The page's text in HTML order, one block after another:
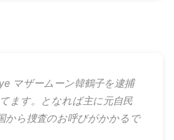
マザームーン韓鶴子を逮捕
ます。となれば主に元自民
から捜査のお呼びがかかるで